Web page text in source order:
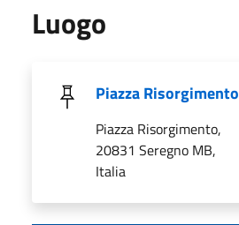
Luogo
Piazza Risorgimento
Piazza Risorgimento,
20831 Seregno MB,
Italia